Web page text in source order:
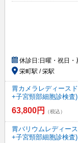
休診日:日曜・祝日・
栄町駅 / 栄駅
胃カメラレディース
+子宮頸部細胞診検査)
63,800円 （税込）
胃バリウムレディー
+子宮頸部細胞診検査)